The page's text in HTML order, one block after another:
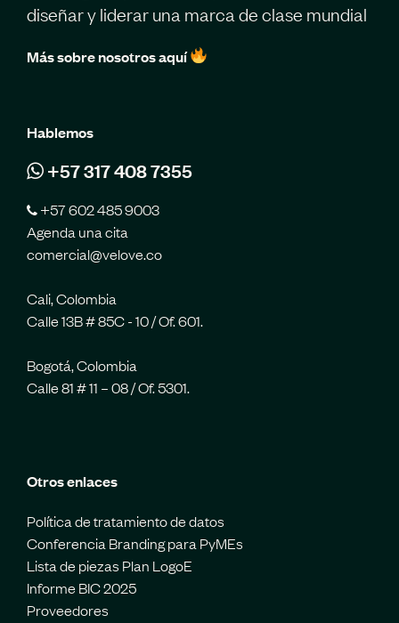
diseñar y liderar una marca de clase mundial
Más sobre nosotros aquí
Hablemos
+57 317 408 7355
+57 602 485 9003
Agenda una cita
comercial@velove.co
Cali, Colombia
Calle 13B # 85C - 10 / Of. 601.
Bogotá, Colombia
Calle 81 # 11 – 08 / Of. 5301.
Otros enlaces
Política de tratamiento de datos
Conferencia Branding para PyMEs
Lista de piezas Plan LogoE
Informe BIC 2025
Proveedores